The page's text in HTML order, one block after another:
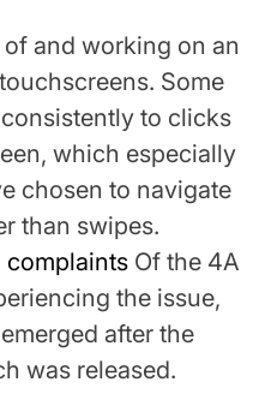
and working on an
Some
to clicks
which especially
chosen to navigate
than swipes.
complaints Of the 4A
the issue,
after the
was released.